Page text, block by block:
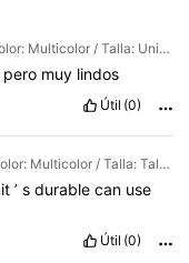
Tipo de Estilo: Estilo 1 / Color: Multicolor / Talla: Unitalla
pero muy lindos
Útil (0)
Tipo de Estilo: Estilo 1 / Color: Multicolor / Talla: Talla única 1
it ’ s durable can use
Útil (0)